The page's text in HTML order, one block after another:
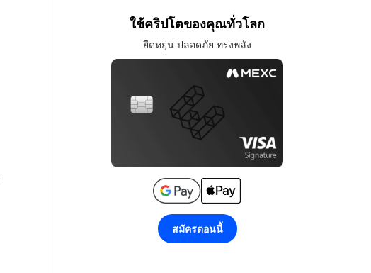
ใช้คริปโตของคุณทั่วโลก
ยืดหยุ่น ปลอดภัย ทรงพลัง
สมัครตอนนี้